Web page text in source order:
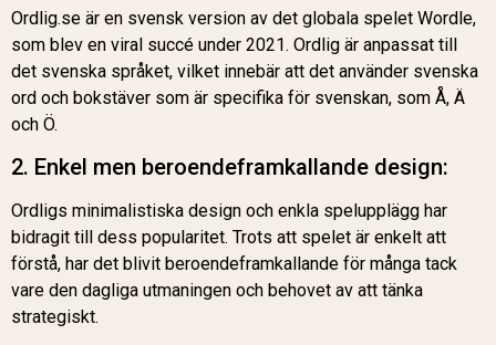
Ordlig.se är en svensk version av det globala spelet Wordle,
som blev en viral succé under 2021. Ordlig är anpassat till
det svenska språket, vilket innebär att det använder svenska
ord och bokstäver som är specifika för svenskan, som Å, Ä
och Ö.
2. Enkel men beroendeframkallande design:
Ordligs minimalistiska design och enkla spelupplägg har
bidragit till dess popularitet. Trots att spelet är enkelt att
förstå, har det blivit beroendeframkallande för många tack
vare den dagliga utmaningen och behovet av att tänka
strategiskt.